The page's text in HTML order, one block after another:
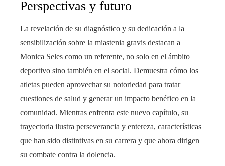
Perspectivas y futuro
La revelación de su diagnóstico y su dedicación a la
sensibilización sobre la miastenia gravis destacan a
Monica Seles como un referente, no solo en el ámbito
deportivo sino también en el social. Demuestra cómo los
atletas pueden aprovechar su notoriedad para tratar
cuestiones de salud y generar un impacto benéfico en la
comunidad. Mientras enfrenta este nuevo capítulo, su
trayectoria ilustra perseverancia y entereza, características
que han sido distintivas en su carrera y que ahora dirigen
su combate contra la dolencia.